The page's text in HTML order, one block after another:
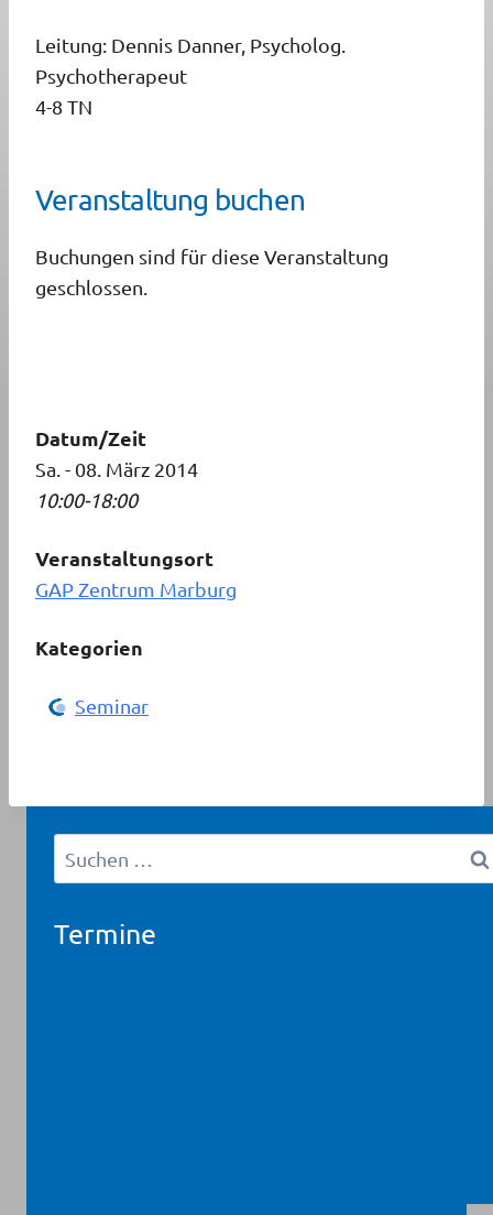
Leitung: Dennis Danner, Psycholog.
Psychotherapeut
4-8 TN
Veranstaltung buchen
Buchungen sind für diese Veranstaltung
geschlossen.
Datum/Zeit
Sa. - 08. März 2014
10:00-18:00
Veranstaltungsort
GAP Zentrum Marburg
Kategorien
Seminar
Suchen
nach:
Termine